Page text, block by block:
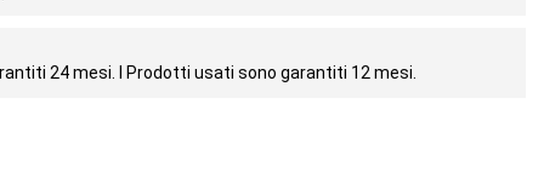
24 mesi. I Prodotti usati sono garantiti 12 mesi.